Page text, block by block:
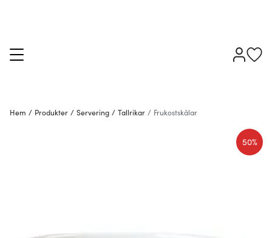
Hem / Produkter / Servering / Tallrikar / Frukostskålar
50%